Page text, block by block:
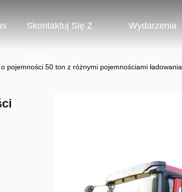
Skontaktuj Się Z Wydarzenia
pojemności 50 ton z różnymi pojemnościami ładowania